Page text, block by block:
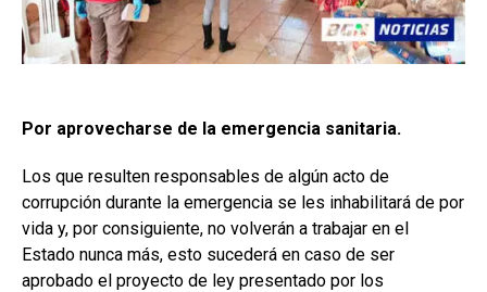
Por aprovecharse de la emergencia sanitaria.
Los que resulten responsables de algún acto de
corrupción durante la emergencia se les inhabilitará de por
vida y, por consiguiente, no volverán a trabajar en el
Estado nunca más, esto sucederá en caso de ser
aprobado el proyecto de ley presentado por los